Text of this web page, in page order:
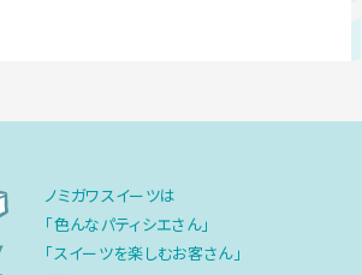
ノミガワスイーツは
「色んなパティシエさん」
「スイーツを楽しむお客さん」